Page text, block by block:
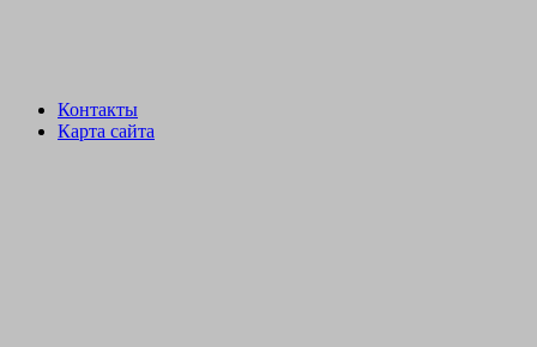
Контакты
Карта сайта